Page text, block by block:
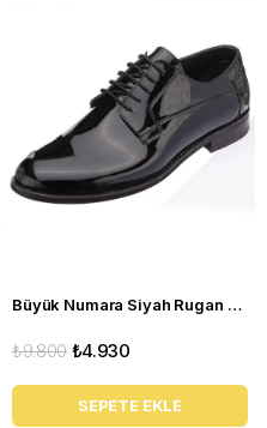
Büyük Numara Siyah Rugan Erkek Damatlık ve Smokin Ayakkabısı NV1086
₺4.930
₺9.800
SEPETE EKLE